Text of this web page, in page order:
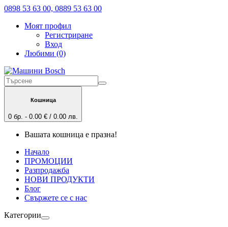
0898 53 63 00, 0889 53 63 00
Моят профил
Регистриране
Вход
Любими (0)
Кошница
0 бр. - 0.00 € / 0.00 лв.
Вашата кошница е празна!
Начало
ПРОМОЦИИ
Разпродажба
НОВИ ПРОДУКТИ
Блог
Свържете се с нас
Категории